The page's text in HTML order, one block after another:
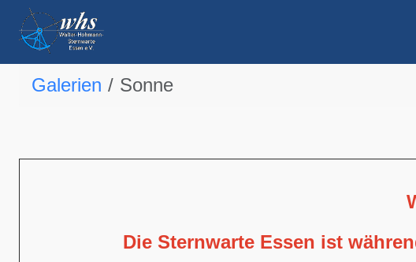
Galerien Sonne
Die Sternwarte Essen ist